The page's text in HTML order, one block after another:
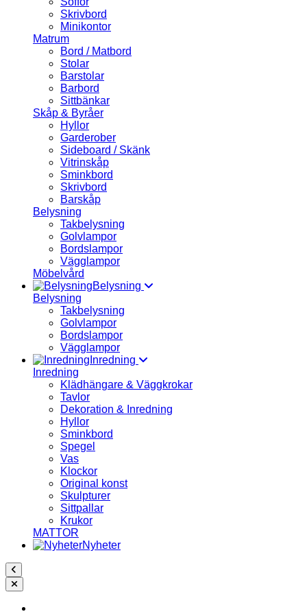
Skrivbord
Minikontor
Matrum
Bord / Matbord
Stolar
Barstolar
Barbord
Sittbänkar
Skåp & Byråer
Hyllor
Garderober
Sideboard / Skänk
Vitrinskåp
Sminkbord
Skrivbord
Barskåp
Belysning
Takbelysning
Golvlampor
Bordslampor
Vägglampor
Möbelvård
Belysning
Belysning
Takbelysning
Golvlampor
Bordslampor
Vägglampor
Inredning
Inredning
Klädhängare & Väggkrokar
Tavlor
Dekoration & Inredning
Hyllor
Sminkbord
Spegel
Vas
Klockor
Original konst
Skulpturer
Sittpallar
Krukor
MATTOR
Nyheter